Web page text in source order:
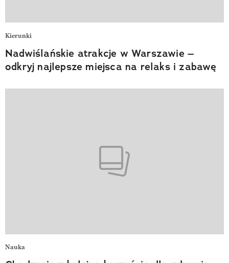
Kierunki
Nadwiślańskie atrakcje w Warszawie –
odkryj najlepsze miejsca na relaks i zabawę
Nauka